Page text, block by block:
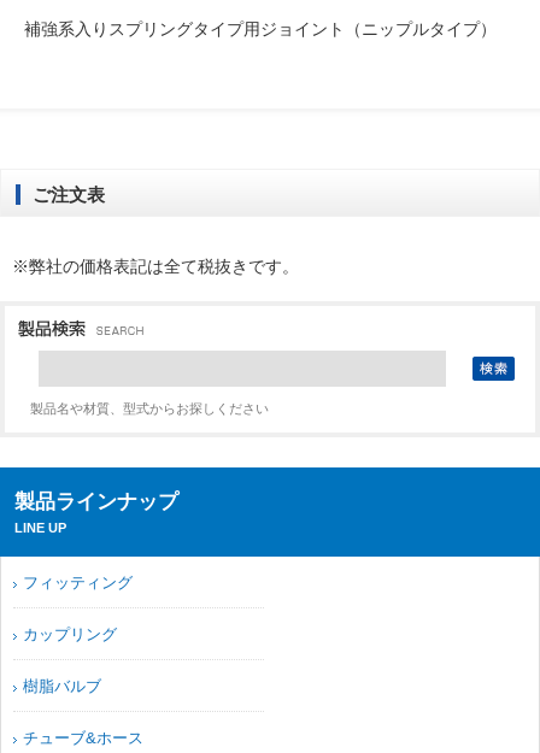
補強系入りスプリングタイプ用ジョイント（ニップルタイプ）
ご注文表
※弊社の価格表記は全て税抜きです。
製品名や材質、型式からお探しください
製品ラインナップ
LINE UP
フィッティング
カップリング
樹脂バルブ
チューブ&ホース